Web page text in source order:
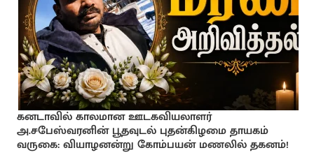
கனடாவில் காலமான ஊடகவியலாளர்
அ.சபேஸ்வரனின் பூதவுடல் புதன்கிழமை தாயகம்
வருகை: வியாழனன்று கோம்பயன் மணலில் தகனம்!